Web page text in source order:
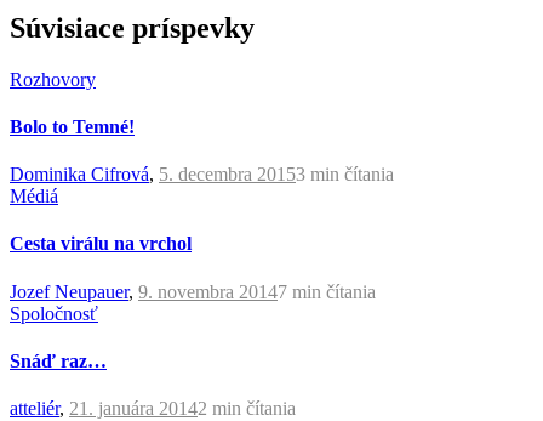
Súvisiace príspevky
Rozhovory
Bolo to Temné!
Dominika Cifrová, 5. decembra 20153 min čítania
Médiá
Cesta virálu na vrchol
Jozef Neupauer, 9. novembra 20147 min čítania
Spoločnosť
Snáď raz…
atteliér, 21. januára 20142 min čítania